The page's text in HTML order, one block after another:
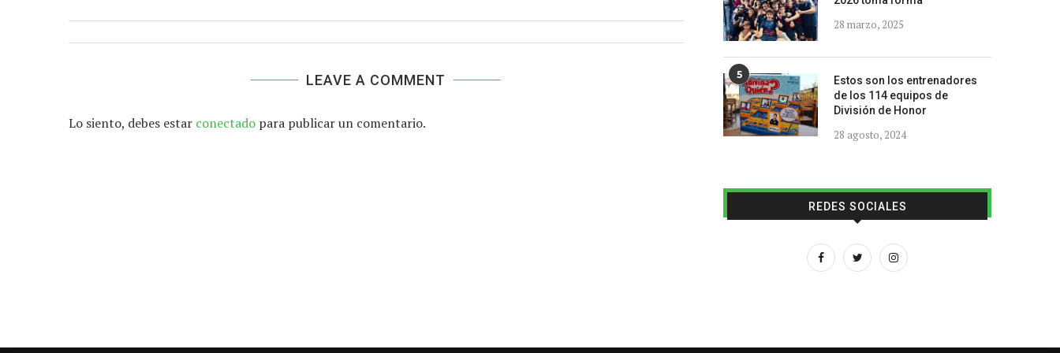
LEAVE A COMMENT
Lo siento, debes estar conectado para publicar un comentario.
28 marzo, 2025
5
Estos son los entrenadores
de los 114 equipos de
División de Honor
28 agosto, 2024
REDES SOCIALES